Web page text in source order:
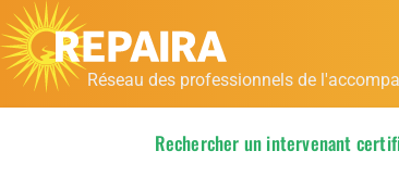
Aller
au
contenu
Réseau des professionnels de
Rechercher un intervenant